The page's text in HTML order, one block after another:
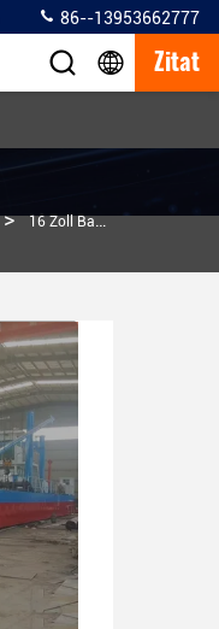
86--13953662777
Zitat
> 16 Zoll Baggergergeräte Für Flussbaggerprojekte